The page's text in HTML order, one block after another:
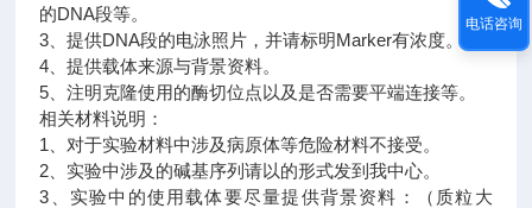
的DNA段等。
3、提供DNA段的电泳照片，并请标明Marker有浓度。
4、提供载体来源与背景资料。
5、注明克隆使用的酶切位点以及是否需要平端连接等。
相关材料说明：
1、对于实验材料中涉及病原体等危险材料不接受。
2、实验中涉及的碱基序列请以的形式发到我中心。
3、实验中的使用载体要尽量提供背景资料：（质粒大
电话咨询